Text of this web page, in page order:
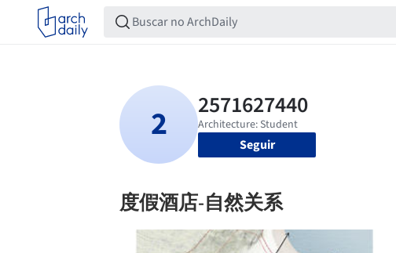
Seguir
度假酒店-自然关系